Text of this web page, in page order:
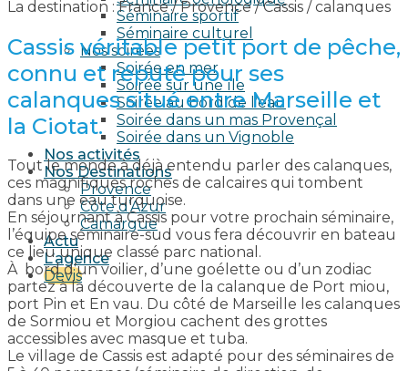
Séminaire sportif
Séminaire culturel
Nos soirées
Soirée en mer
Soirée sur une île
Soirée au bord de l’eau
Soirée dans un mas Provençal
Soirée dans un Vignoble
Nos activités
Nos Destinations
Provence
Côte d’Azur
Camargue
Actu
L’agence
Devis
La destination : France / Provence / Cassis / calanques
Cassis véritable petit port de pêche,
connu et réputé pour ses
calanques situé entre Marseille et
la Ciotat.
Tout le monde à déjà entendu parler des calanques,
ces magnifiques roches de calcaires qui tombent
dans une eau turquoise.
En séjournant à Cassis pour votre prochain séminaire,
l’équipe séminaire-sud vous fera découvrir en bateau
ce lieu unique classé parc national.
À bord d’un voilier, d’une goélette ou d’un zodiac
partez à la découverte de la calanque de Port miou,
port Pin et En vau. Du côté de Marseille les calanques
de Sormiou et Morgiou cachent des grottes
accessibles avec masque et tuba.
Le village de Cassis est adapté pour des séminaires de